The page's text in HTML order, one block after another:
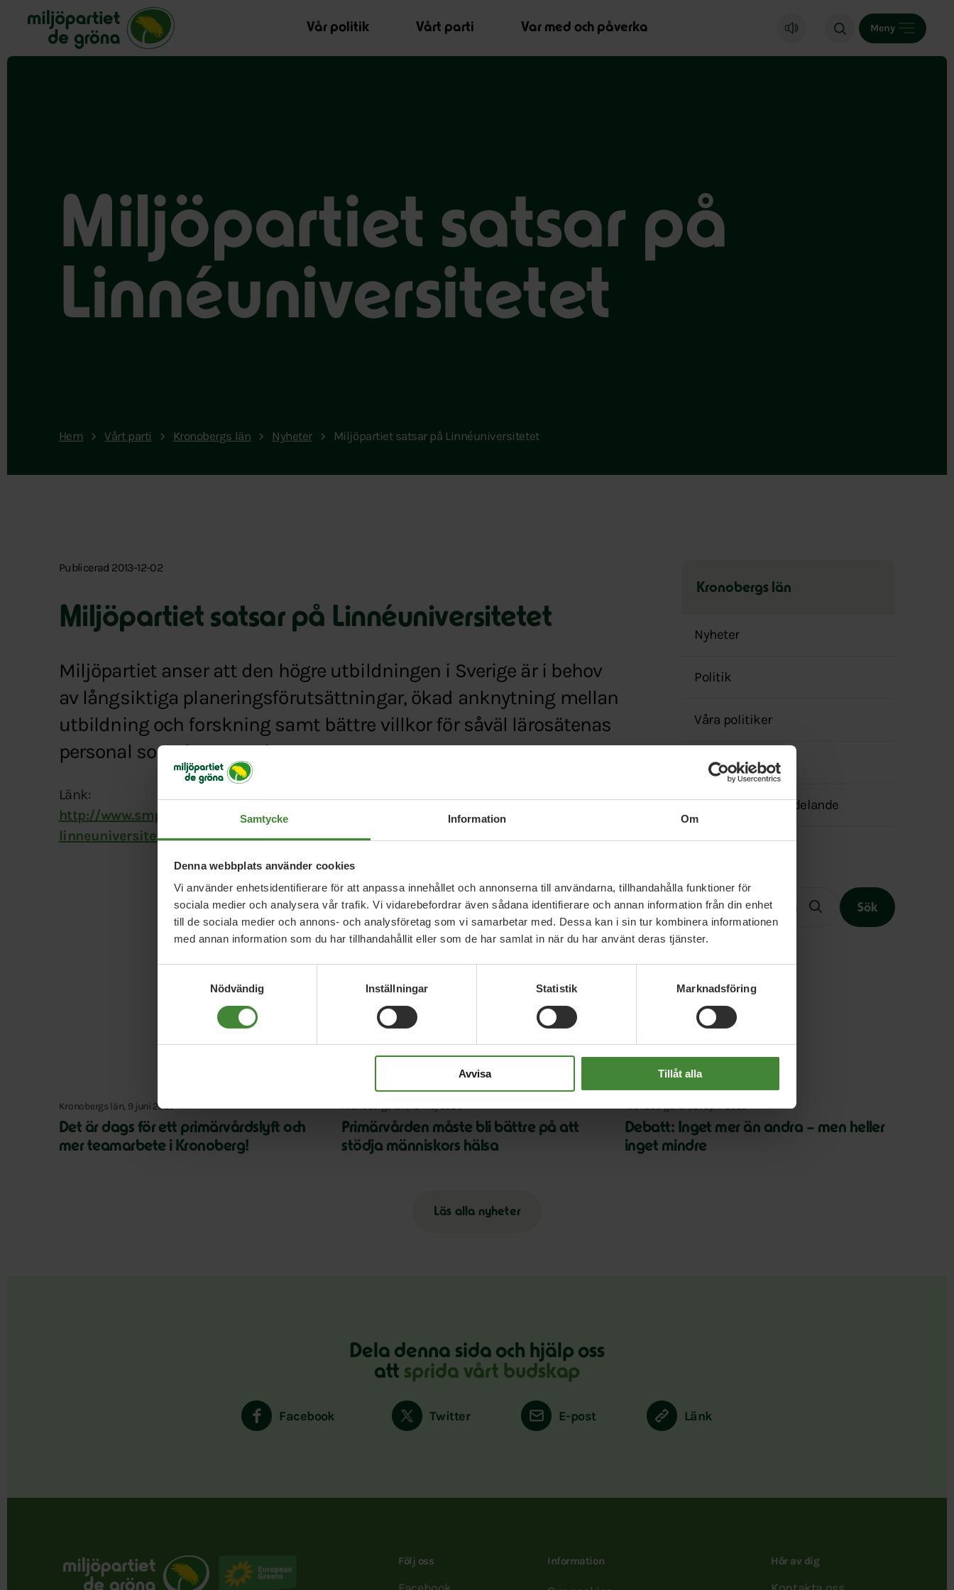
Samtycke Information Om
Denna webbplats använder cookies
Vi använder enhetsidentifierare för att anpassa innehållet och annonserna till användarna, tillhandahålla funktioner för
sociala medier och analysera vår trafik. Vi vidarebefordrar även sådana identifierare och annan information från din enhet
till de sociala medier och annons- och analysföretag som vi samarbetar med. Dessa kan i sin tur kombinera informationen
med annan information som du har tillhandahållit eller som de har samlat in när du har använt deras tjänster.
Nödvändig
Inställningar Statistik Marknadsföring
Avvisa Tillåt alla
Miljöpartiet de gröna, startsida
Vår politik
Vårt parti Var med och påverka Meny
Miljöpartiet satsar på
Linnéuniversitetet
Hem Vårt parti Kronobergs län Nyheter Miljöpartiet satsar på Linnéuniversitetet
Publicerad 2013-12-02
Miljöpartiet satsar på Linnéuniversitetet
Miljöpartiet anser att den högre utbildningen i Sverige är i behov
av långsiktiga planeringsförutsättningar, ökad anknytning mellan
utbildning och forskning samt bättre villkor för såväl lärosätenas
personal som deras studenter.
Länk:
http://www.smp.se/nyheter/lobbyn/miljopartiet-vill-satsa-pa-
linneuniversitetet%284050492%29.gm
Kronobergs län
över
menyn
Nyheter
Politik
Våra politiker
Kalender
Transparensmeddelande
Sök
Relaterade nyheter
Kronobergs län, 9 juni 2026
Det är dags för ett primärvårdslyft och
mer teamarbete i Kronoberg!
Kronobergs län, 12 maj 2026
Primärvården måste bli bättre på att
stödja människors hälsa
Kronobergs län, 21 april 2026
Debatt: Inget mer än andra – men heller
inget mindre
Läs alla nyheter
Dela denna sida och hjälp oss
att sprida vårt budskap
Facebook Twitter E-post Länk
Följ oss Information Hör av dig